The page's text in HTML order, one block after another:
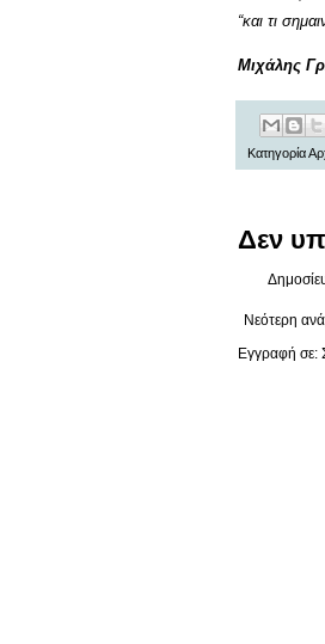
“και τι
Μιχάλης
Κατηγορία
Δεν
Νεότερη
Εγγραφή σε: